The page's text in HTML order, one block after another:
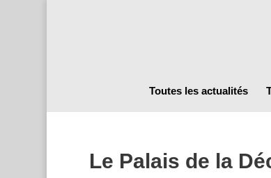
Toutes les actualités
Le Palais de la